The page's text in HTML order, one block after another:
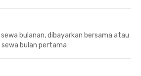
bulanan, dibayarkan bersama atau
bulan pertama